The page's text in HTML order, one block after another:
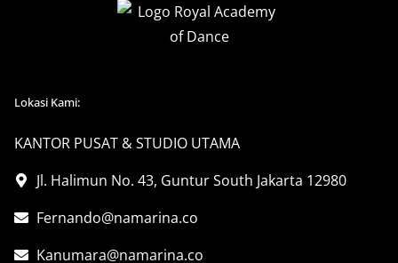
Lokasi Kami:
KANTOR PUSAT & STUDIO UTAMA
Jl. Halimun No. 43, Guntur South Jakarta 12980
Fernando@namarina.co
Kanumara@namarina.co